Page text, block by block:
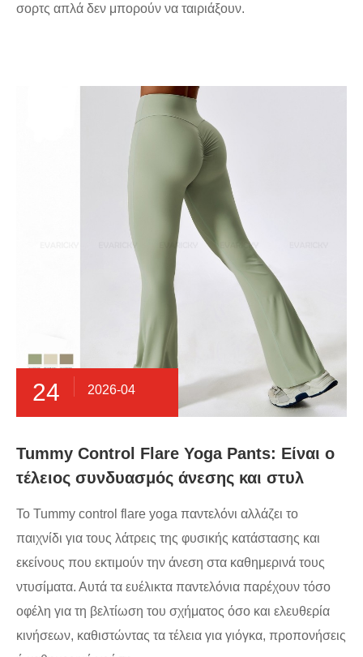
σορτς απλά δεν μπορούν να ταιριάξουν.
24 2026-04
Tummy Control Flare Yoga Pants: Είναι ο
τέλειος συνδυασμός άνεσης και στυλ
Το Tummy control flare yoga παντελόνι αλλάζει το
παιχνίδι για τους λάτρεις της φυσικής κατάστασης και
εκείνους που εκτιμούν την άνεση στα καθημερινά τους
ντυσίματα. Αυτά τα ευέλικτα παντελόνια παρέχουν τόσο
οφέλη για τη βελτίωση του σχήματος όσο και ελευθερία
κινήσεων, καθιστώντας τα τέλεια για γιόγκα, προπονήσεις